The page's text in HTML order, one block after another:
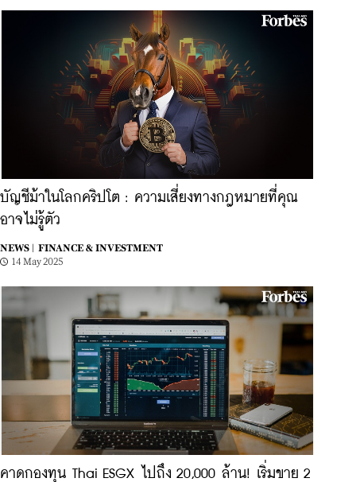
บัญชีม้าในโลกคริปโต : ความเสี่ยงทางกฎหมายที่คุณ
อาจไม่รู้ตัว
NEWS |
FINANCE & INVESTMENT
14 May 2025
คาดกองทุน Thai ESGX ไปถึง 20,000 ล้าน! เริ่มขาย 2